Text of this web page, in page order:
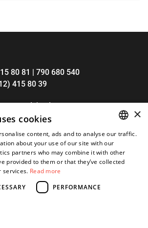
80 81 | 790 680 540
415 80 39
narzedzia.pl
ENGLISH
×
cookies
content, ads and to analyse our traffic.
about your use of our site with our
partners who may combine it with other
provided to them or that they’ve collected
services. Read more
PERFORMANCE